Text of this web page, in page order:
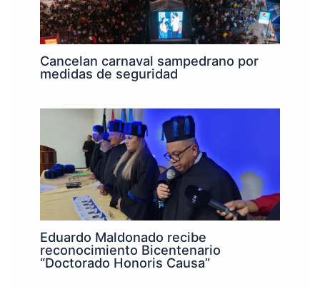
Cancelan carnaval sampedrano por
medidas de seguridad
Eduardo Maldonado recibe
reconocimiento Bicentenario
“Doctorado Honoris Causa”